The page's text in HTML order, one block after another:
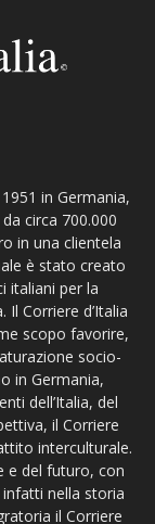
in Germania,
circa 700.000
in una clientela
è stato creato
italiani per la
Corriere d’Italia
scopo favorire,
socio-
in Germania,
dell’Italia, del
il Corriere
interculturale.
e del futuro, con
nella storia
il Corriere